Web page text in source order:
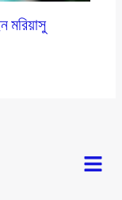
মরিয়াসু
Menu